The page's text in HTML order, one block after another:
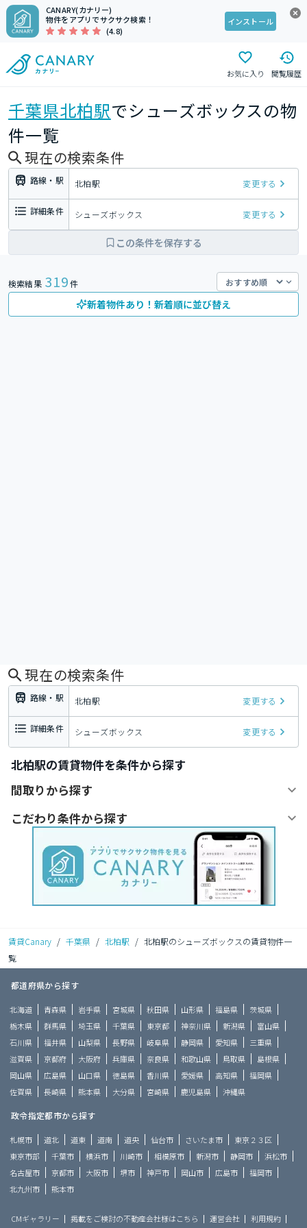
CANARY(カナリー)
物件をアプリでサクサク検索！
(4.8)
インストール
お気に入り 閲覧履歴
千葉県北柏駅でシューズボックスの物
件一覧
現在の検索条件
路線・駅 北柏駅 変更する
詳細条件 シューズボックス 変更する
この条件を保存する
検索結果 319件
新着物件あり！新着順に並び替え
現在の検索条件
路線・駅 北柏駅 変更する
詳細条件 シューズボックス 変更する
北柏駅の賃貸物件を条件から探す
間取りから探す
こだわり条件から探す
賃貸Canary / 千葉県 / 北柏駅 / 北柏駅のシューズボックスの賃貸物件一
覧
都道府県から探す
北海道 青森県 岩手県 宮城県 秋田県 山形県 福島県
茨城県
栃木県
群馬県 埼玉県 千葉県 東京都 神奈川県 新潟県
富山県
石川県
福井県 山梨県 長野県 岐阜県 静岡県 愛知県
三重県
滋賀県
京都府 大阪府 兵庫県 奈良県 和歌山県 鳥取県
島根県
岡山県
広島県 山口県 徳島県 香川県 愛媛県 高知県
福岡県
佐賀県
長崎県 熊本県 大分県 宮崎県 鹿児島県 沖縄県
政令指定都市から探す
札幌市 道北 道東 道南 道央 仙台市 さいたま市
東京２３区
東京市部
千葉市 横浜市 川崎市 相模原市 新潟市 静岡市
浜松市
名古屋市
京都市 大阪市 堺市 神戸市 岡山市 広島市
福岡市
北九州市
熊本市
CMギャラリー 掲載をご検討の不動産会社様はこちら 運営会社
利用規約